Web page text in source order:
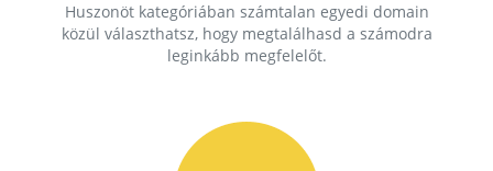
Huszonöt kategóriában számtalan egyedi domain
közül választhatsz, hogy megtalálhasd a számodra
leginkább megfelelőt.